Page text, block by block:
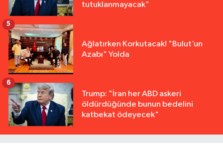
tutuklanmayacak"
Ağlatırken Korkutacak! "Bulut’un
Azabı" Yolda
5
Trump: "İran her ABD askeri
öldürdüğünde bunun bedelini
katbekat ödeyecek"
6